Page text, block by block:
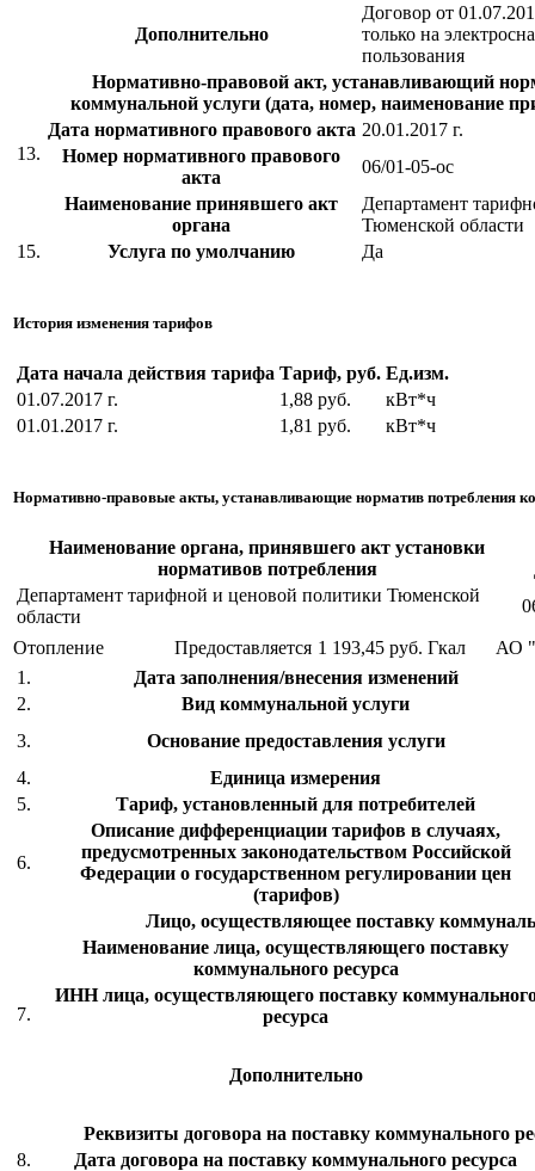
Дополнительно
Договор от
только на
пользования
13.
Нормативно-правовой акт, устанавливающий
коммунальной услуги (дата, номер, наименование
Дата нормативного правового акта 20.01.2017 г.
Номер нормативного правового
акта
06/01-05-ос
Наименование принявшего акт
органа
Департамент
Тюменской области
15.
Услуга по умолчанию Да
История изменения тарифов
Дата начала действия тарифа Тариф, руб. Ед.изм.
01.07.2017 г.
1,88 руб.
кВт*ч
01.01.2017 г.
1,81 руб. кВт*ч
Нормативно-правовые акты, устанавливающие норматив потребления
Наименование органа, принявшего акт установки
нормативов потребления
Департамент тарифной и ценовой политики Тюменской
области
Отопление Предоставляется 1 193,45 руб. Гкал
АО
1.
Дата заполнения/внесения изменений
2.
Вид коммунальной услуги
3.
Основание предоставления услуги
4.
Единица измерения
5.
Тариф, установленный для потребителей
6.
Описание дифференциации тарифов в случаях,
предусмотренных законодательством Российской
Федерации о государственном регулировании цен
(тарифов)
7.
Лицо, осуществляющее поставку
Наименование лица, осуществляющего поставку
коммунального ресурса
ИНН лица, осуществляющего поставку
ресурса
Дополнительно
8.
Реквизиты договора на поставку коммунального
Дата договора на поставку коммунального ресурса